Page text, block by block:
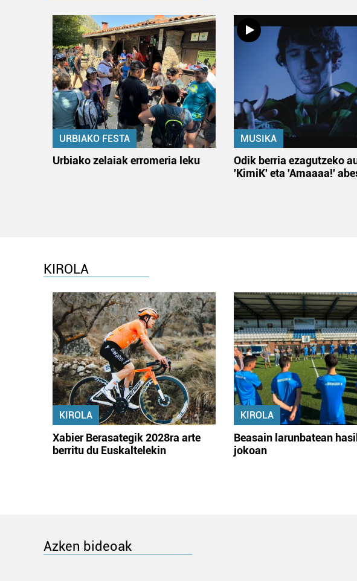
URBIAKO FESTA
Urbiako zelaiak erromeria leku
MUSIKA
Odik berria ezagutzeko
'KimiK' eta 'Amaaaa!'
KIROLA
KIROLA
Xabier Berasategik 2028ra arte
berritu du Euskaltelekin
KIROLA
Beasain larunbatean
jokoan
Azken bideoak